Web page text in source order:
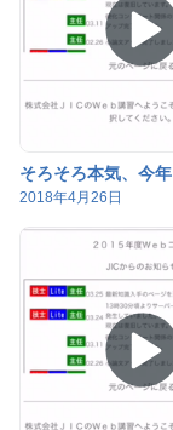
2018年4月26日